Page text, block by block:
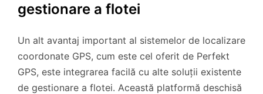
gestionare a flotei
Un alt avantaj important al sistemelor de localizare
coordonate GPS, cum este cel oferit de Perfekt
GPS, este integrarea facilă cu alte soluții existente
de gestionare a flotei. Această platformă deschisă